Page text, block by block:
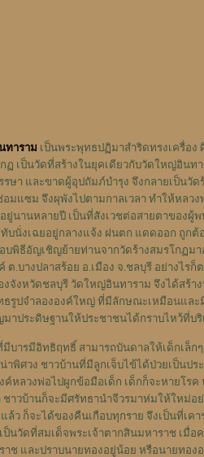
ทาราม เป็นพระพุทธปฏิมาสำริดทรงเครื่อง
ฏ เป็นวัดที่สร้างในยุคเดียวกับวัดใหญ่อินท
ษา และขาดผู้อุปถัมภ์บำรุง จึงกลายเป็นวัด
มแซม จึงผุพังไปตามกาลเวลา ทำให้หลว
นานหลายปี เป็นที่สังเวชต่อสายตาของผู้
ทับนั่งเฉยอยู่กลางแจ้ง ฝนตก แดดออก ถูก
บพิธีอัญเชิญย้ายท่านจากวัดร้างสมรโกฏม
ต.บางปลาสร้อย อ.เมือง จ.ชลบุรี อย่างไร
งจังหวัดชลบุรี วัดใหญ่อินทาราม จึงได้สร้า
ธรูปจำลององค์ใหญ่ ที่มีลักษณะเหมือนแล
าประดิษฐานให้ประชาชนได้กราบไหว้ที่บ
บารมีอิทธิฤทธิ์ สามารถบันดาลให้เด็กเล็
าพิศวง ชาวบ้านที่มีลูกเจ็บไข้ได้ป่วยเป็นป
หลวงพ่อไปผูกข้อมือเด็ก เด็กก็จะหายโรค
าวบ้านก็จะมีศรัทธานำจีวรมาห่มให้ใหม่อ
ล้ว ก็จะได้ของคืนเกือบทุกราย จึงเป็นที่เค
ป็นวัดที่สมเด็จพระเจ้าตากสินมหาราช เมื่อ
ราช และปราบนายทองอยู่น้อย หรือนายท